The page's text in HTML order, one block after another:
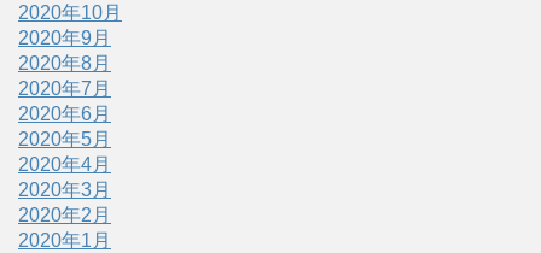
2020年10月
2020年9月
2020年8月
2020年7月
2020年6月
2020年5月
2020年4月
2020年3月
2020年2月
2020年1月